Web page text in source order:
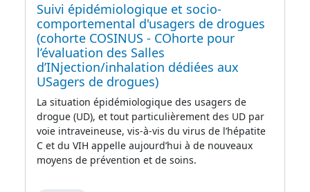
Suivi épidémiologique et socio-
comportemental d'usagers de drogues
(cohorte COSINUS - COhorte pour
l’évaluation des Salles
d’INjection/inhalation dédiées aux
USagers de drogues)
La situation épidémiologique des usagers de
drogue (UD), et tout particulièrement des UD par
voie intraveineuse, vis-à-vis du virus de l’hépatite
C et du VIH appelle aujourd’hui à de nouveaux
moyens de prévention et de soins.